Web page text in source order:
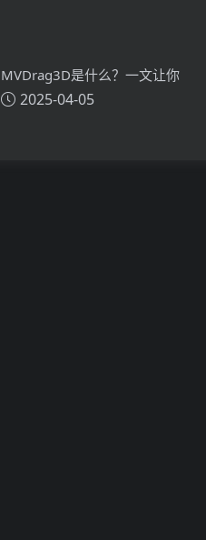
MVDrag3D是什么？一文让你
看懂MVDrag3D的技术原理、
2025-04-05